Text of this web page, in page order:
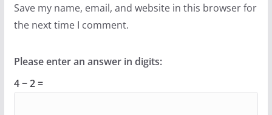
Save my name, email, and website in this browser for
the next time I comment.
Please enter an answer in digits:
4 − 2 =